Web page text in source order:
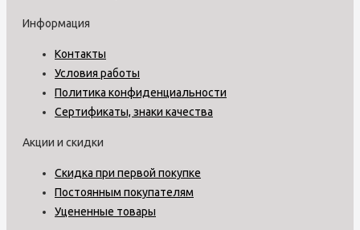
Информация
Контакты
Условия работы
Политика конфиденциальности
Сертификаты, знаки качества
Акции и скидки
Скидка при первой покупке
Постоянным покупателям
Уцененные товары